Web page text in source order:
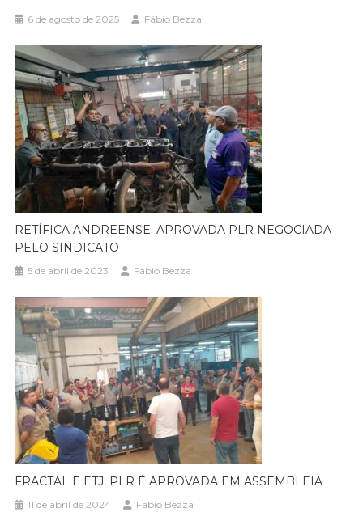
6 de agosto de 2025 Fábio Bezza
RETÍFICA ANDREENSE: APROVADA PLR NEGOCIADA
PELO SINDICATO
5 de abril de 2023 Fábio Bezza
FRACTAL E ETJ: PLR É APROVADA EM ASSEMBLEIA
11 de abril de 2024 Fábio Bezza